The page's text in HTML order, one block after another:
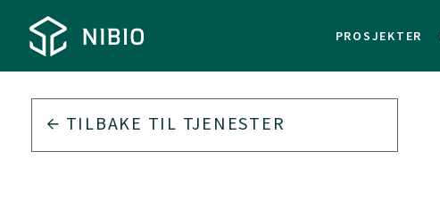
PROSJEKTER
TILBAKE TIL TJENESTER